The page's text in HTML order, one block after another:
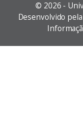
© 2026 -
Desenvolvido